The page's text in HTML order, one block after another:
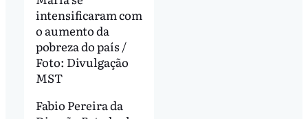
intensificaram com
o aumento da
pobreza do país /
Foto: Divulgação
MST
Fabio Pereira da